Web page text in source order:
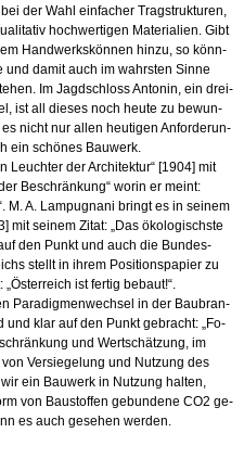
der Wahl ein­fa­cher Trag­struk­tu­ren,
hoch­wer­ti­gen Ma­te­ria­li­en. Gibt
Hand­werks­kön­nen hinzu, so könn­
damit auch im wahrs­ten Sinne
Im Jagd­schloss An­to­nin, ein drei­
ist all die­ses noch heute zu be­wun­
nicht nur allen heu­ti­gen An­for­de­run­
ein schö­nes Bau­werk.
Leuch­ter der Ar­chi­tek­tur“ [1904] mit
Be­schrän­kung“ worin er meint:
M. A. Lam­pug­na­ni bringt es in sei­nem
mit sei­nem Zitat: „Das öko­lo­gischs­te
den Punkt und auch die Bun­des­
stellt in ihrem Po­si­ti­ons­pa­pier zu
ist fer­tig be­baut!“.
Pa­ra­dig­men­wech­sel in der Bau­bran­
und klar auf den Punkt ge­bracht: „Fo­
und Wert­schät­zung, im
Ver­sie­ge­lung und Nut­zung des
ein Bau­werk in Nut­zung hal­ten,
von Bau­stof­fen ge­bun­de­ne CO2 ge­
es auch ge­se­hen wer­den.